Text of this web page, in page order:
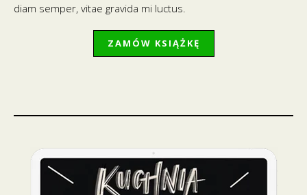
diam semper, vitae gravida mi luctus.
ZAMÓW KSIĄŻKĘ